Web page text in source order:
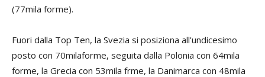
(77mila forme).
Fuori dalla Top Ten, la Svezia si posiziona all'undicesimo
posto con 70milaforme, seguita dalla Polonia con 64mila
forme, la Grecia con 53mila frme, la Danimarca con 48mila